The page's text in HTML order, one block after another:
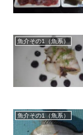
魚介その1（魚系）
魚介その1（魚系）